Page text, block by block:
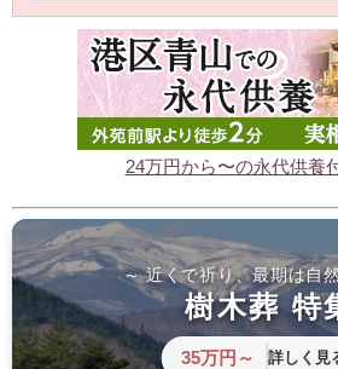
24万円から〜の永代供養
～ 近くで祈り、最期は自
樹木葬 特
35万円～ 詳しく見